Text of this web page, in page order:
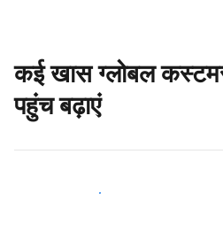
कई खास ग्लोबल
पहुंच बढ़ाएं
आज ही नए मेहमानों तक पहुंचें